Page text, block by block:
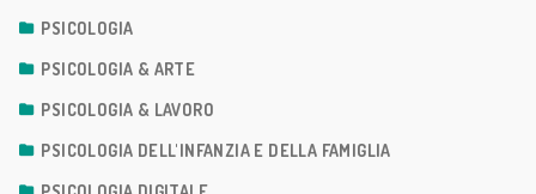
PSICOLOGIA
PSICOLOGIA & ARTE
PSICOLOGIA & LAVORO
PSICOLOGIA DELL'INFANZIA E DELLA FAMIGLIA